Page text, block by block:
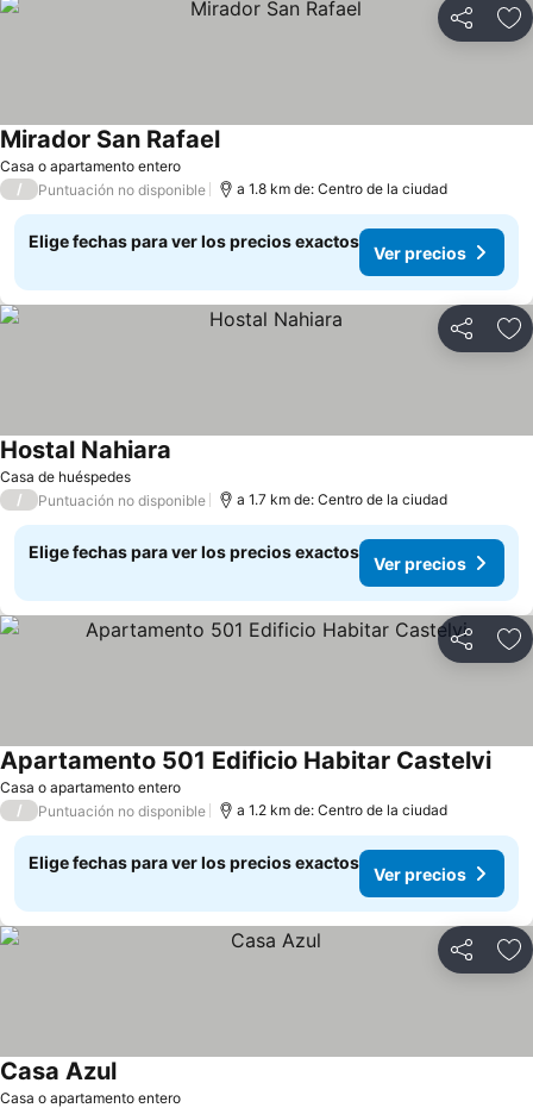
Compartir
Casa o apartamento entero
Mirador San RafaelVer precios
/ Puntuación no disponible a 1.8 km de: Centro de la ciudad
Elige fechas para ver los precios exactos
Ver precios
Compartir
Casa de huéspedes
Hostal Nahiara
/ Puntuación no disponible a 1.7 km de: Centro de la ciudad
Elige fechas para ver los precios exactos
Ver precios
Compartir
Casa o apartamento entero
Apartamento 501 Edificio Habitar CastelviVer
/ Puntuación no disponible a 1.2 km de: Centro de la ciudad
Elige fechas para ver los precios exactos
Ver precios
Compartir
Casa o apartamento entero
Casa AzulVer precios